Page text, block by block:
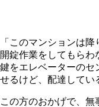
「このマンションは
開錠作業をしてもら
鍵をエレベーターのセ
せるけど、配達してい
この方のおかげで、無